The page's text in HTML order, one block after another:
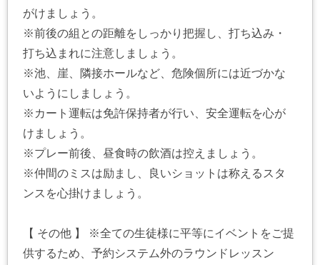
がけましょう。
※前後の組との距離をしっかり把握し、打ち込み・
打ち込まれに注意しましょう。
※池、崖、隣接ホールなど、危険個所には近づかな
いようにしましょう。
※カート運転は免許保持者が行い、安全運転を心が
けましょう。
※プレー前後、昼食時の飲酒は控えましょう。
※仲間のミスは励まし、良いショットは称えるスタ
ンスを心掛けましょう。
【 その他 】 ※全ての生徒様に平等にイベントをご提
供するため、予約システム外のラウンドレッスン